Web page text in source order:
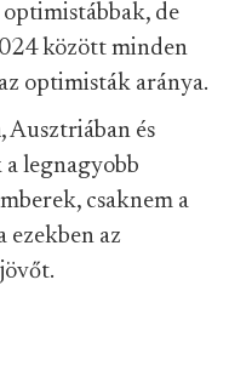
optimistábbak, de
között minden
optimisták aránya.
, Ausztriában és
legnagyobb
csaknem a
ezekben az